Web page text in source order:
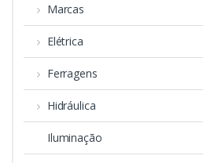
Marcas
Elétrica
Ferragens
Hidráulica
Iluminação